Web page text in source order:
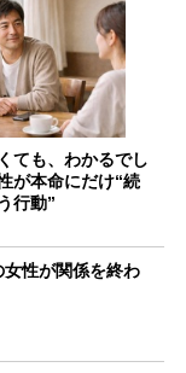
ても、わかるでし
が本命にだけ“続
行動”
性が関係を終わ